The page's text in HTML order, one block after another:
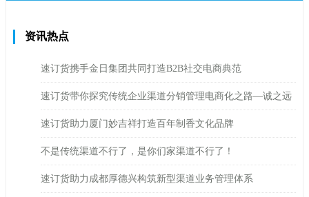
资讯热点
速订货携手金日集团共同打造B2B社交电商典范
速订货带你探究传统企业渠道分销管理电商化之路—诚之远
速订货助力厦门妙吉祥打造百年制香文化品牌
不是传统渠道不行了，是你们家渠道不行了！
速订货助力成都厚德兴构筑新型渠道业务管理体系